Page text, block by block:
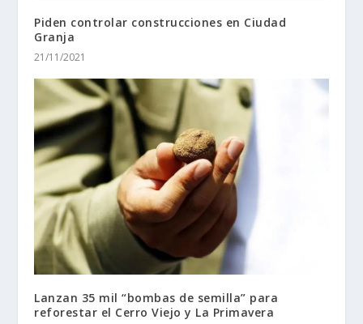
Piden controlar construcciones en Ciudad
Granja
21/11/2021
Lanzan 35 mil “bombas de semilla” para
reforestar el Cerro Viejo y La Primavera